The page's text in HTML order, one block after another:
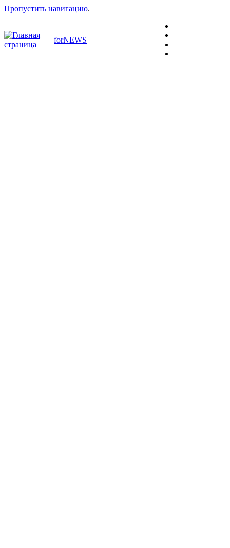
Пропустить навигацию.
forNEWS